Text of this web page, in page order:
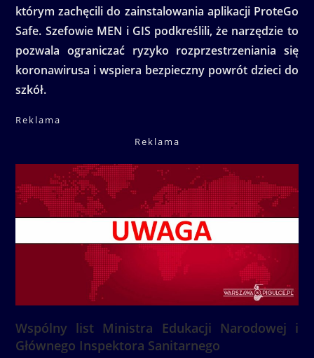
którym zachęcili do zainstalowania aplikacji ProteGo
Safe. Szefowie MEN i GIS podkreślili, że narzędzie to
pozwala ograniczać ryzyko rozprzestrzeniania się
koronawirusa i wspiera bezpieczny powrót dzieci do
szkół.
Reklama
Reklama
Wspólny list Ministra Edukacji Narodowej i
Głównego Inspektora Sanitarnego